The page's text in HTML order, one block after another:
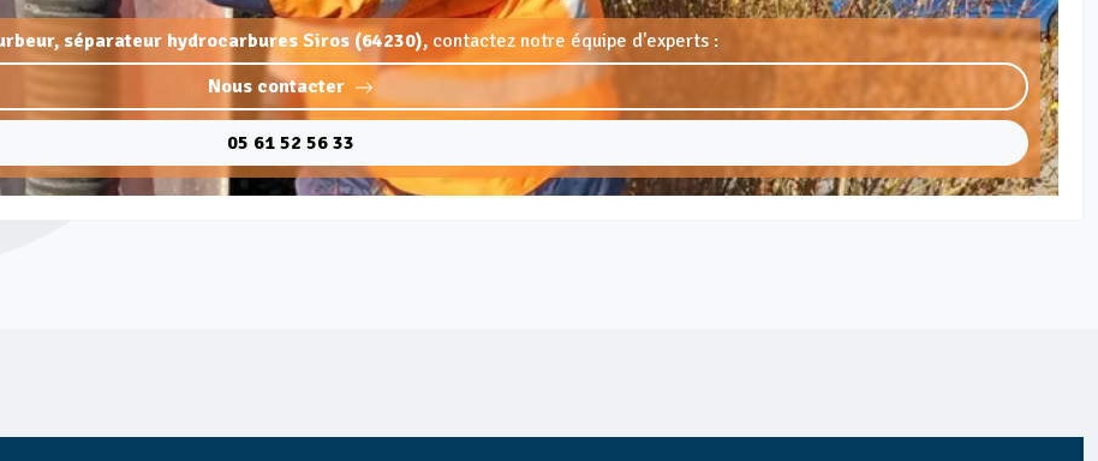
séparateur hydrocarbures Siros (64230), contactez notre équipe d'experts :
Nous contacter
05 61 52 56 33